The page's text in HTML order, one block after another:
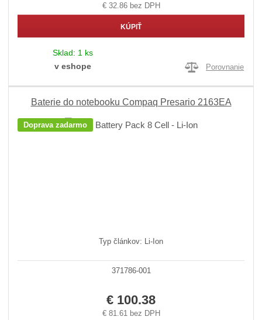
€ 32.86 bez DPH
KÚPIŤ
Sklad: 1 ks
v eshope
Porovnanie
Baterie do notebooku Compaq Presario 2163EA
Doprava zadarmo
Typ článkov: Li-Ion
371786-001
€ 100.38
€ 81.61 bez DPH